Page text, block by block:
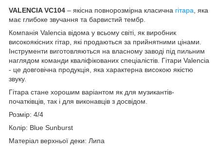
VALENCIA VC104 – якісна повнорозмірна класична гітара , яка
має глибоке звучання та барвистий тембр.
Компанія Valencia відома у всьому світі, як виробник
високоякісних гітар, які продаються за прийнятними цінами.
Інструменти виготовляються на власному заводі під пильним
наглядом команди кваліфікованих спеціалістів. Гітари Valencia
- це довговічна продукція, яка характерна високою якістю
звуку.
Гітара стане хорошим варіантом як для музикантів-
початківців, так і для виконавців з досвідом.
Розмір: 4/4
Колір: Blue Sunburst
Матеріал верхньої деки: Липа